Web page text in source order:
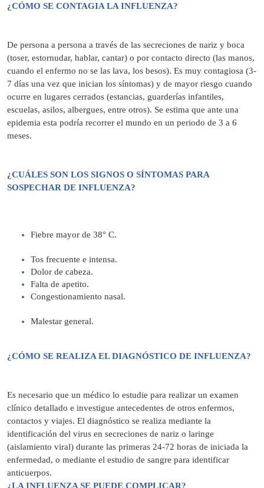
¿CÓMO SE CONTAGIA LA INFLUENZA?
De persona a persona a través de las secreciones de nariz y boca
(toser, estornudar, hablar, cantar) o por contacto directo (las manos,
cuando el enfermo no se las lava, los besos). Es muy contagiosa (3-
7 días una vez que inician los síntomas) y de mayor riesgo cuando
ocurre en lugares cerrados (estancias, guarderías infantiles,
escuelas, asilos, albergues, entre otros). Se estima que ante una
epidemia esta podría recorrer el mundo en un periodo de 3 a 6
meses.
¿CUÁLES SON LOS SIGNOS O SÍNTOMAS PARA
SOSPECHAR DE INFLUENZA?
Fiebre mayor de 38° C.
Tos frecuente e intensa.
Dolor de cabeza.
Falta de apetito.
Congestionamiento nasal.
Malestar general.
¿CÓMO SE REALIZA EL DIAGNÓSTICO DE INFLUENZA?
Es necesario que un médico lo estudie para realizar un examen
clínico detallado e investigue antecedentes de otros enfermos,
contactos y viajes. El diagnóstico se realiza mediante la
identificación del virus en secreciones de nariz o laringe
(aislamiento viral) durante las primeras 24-72 horas de iniciada la
enfermedad, o mediante el estudio de sangre para identificar
anticuerpos.
¿LA INFLUENZA SE PUEDE COMPLICAR?